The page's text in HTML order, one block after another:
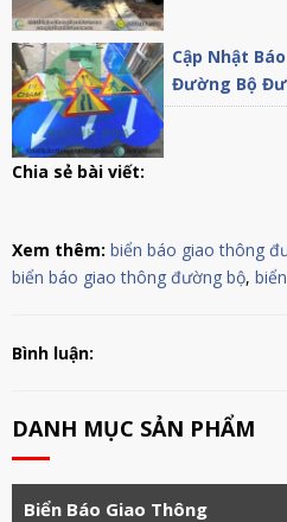
Cập Nhật
Đường Bộ
Chia sẻ bài viết:
Xem thêm: biển báo giao thông
biển báo giao thông đường bộ,
Bình luận:
DANH MỤC SẢN PHẨM
Biển Báo Giao Thông